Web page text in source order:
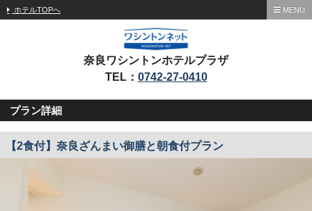
ホテルTOPへ MENU
奈良ワシントンホテルプラザ
TEL： 0742-27-0410
プラン詳細
【2食付】奈良ざんまい御膳と朝食付プラン